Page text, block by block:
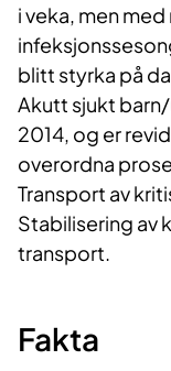
i veka, men
blitt styrka på
Akutt sjukt
2014, og er
overordna
Transport av
Stabilisering av
transport.
Fakta